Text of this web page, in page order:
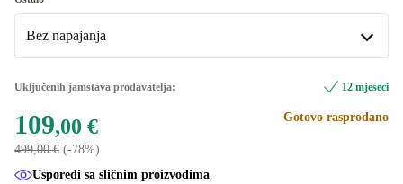
Bez napajanja
s 240W napajanjem +30,99 €
Uključenih jamstava prodavatelja: 12 mjeseci
109,00 €
499,00 € (-78%)
Gotovo rasprodano
Usporedi sa sličnim proizvodima